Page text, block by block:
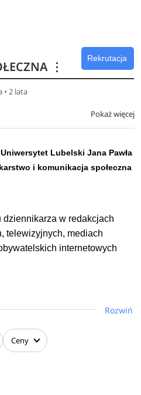
zakresie doradztwa kariery i
do:
na studia II stopnia (m.in. na
studiach podyplomowych
Ludzkimi, Zarządzanie i
⋮
Rekrutacja
• 2 lata
Pokaż więcej
Lubelski Jana Pawła
i komunikacja społeczna
w redakcjach
telewizyjnych, mediach
internetowych
ds. promocji i komunikacji
lokalnych, instytucje rządowe
promocji, pozyskiwania
Rozwiń
Ceny